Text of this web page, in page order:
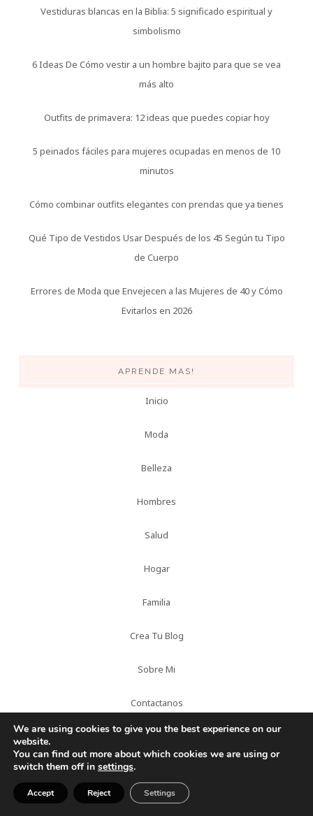
Vestiduras blancas en la Biblia: 5 significado espiritual y
simbolismo
6 Ideas De Cómo vestir a un hombre bajito para que se vea
más alto
Outfits de primavera: 12 ideas que puedes copiar hoy
5 peinados fáciles para mujeres ocupadas en menos de 10
minutos
Cómo combinar outfits elegantes con prendas que ya tienes
Qué Tipo de Vestidos Usar Después de los 45 Según tu Tipo
de Cuerpo
Errores de Moda que Envejecen a las Mujeres de 40 y Cómo
Evitarlos en 2026
APRENDE MAS!
Inicio
Moda
Belleza
Hombres
Salud
Hogar
Familia
Crea Tu Blog
Sobre Mi
Contactanos
DESCARGO DE RESPONSABILIDAD
Al hacer clic en los enlaces o comprar productos que
We are using cookies to give you the best experience on our
website.
You can find out more about which cookies we are using or
switch them off in settings.
Accept Reject Settings